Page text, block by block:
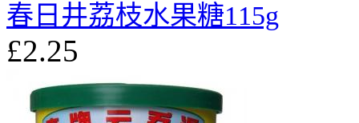
春日井荔枝水果糖115g
£2.25